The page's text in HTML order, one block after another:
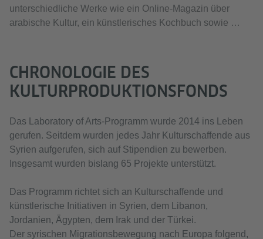
unterschiedliche Werke wie ein Online-Magazin über
arabische Kultur, ein künstlerisches Kochbuch sowie …
CHRONOLOGIE DES
KULTURPRODUKTIONSFONDS
Das Laboratory of Arts-Programm wurde 2014 ins Leben
gerufen. Seitdem wurden jedes Jahr Kulturschaffende aus
Syrien aufgerufen, sich auf Stipendien zu bewerben.
Insgesamt wurden bislang 65 Projekte unterstützt.
Das Programm richtet sich an Kulturschaffende und
künstlerische Initiativen in Syrien, dem Libanon,
Jordanien, Ägypten, dem Irak und der Türkei.
Der syrischen Migrationsbewegung nach Europa folgend,